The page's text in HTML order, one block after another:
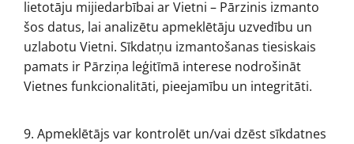
lietotāju mijiedarbībai ar Vietni – Pārzinis izmanto
šos datus, lai analizētu apmeklētāju uzvedību un
uzlabotu Vietni. Sīkdatņu izmantošanas tiesiskais
pamats ir Pārziņa leģitīmā interese nodrošināt
Vietnes funkcionalitāti, pieejamību un integritāti.
9. Apmeklētājs var kontrolēt un/vai dzēst sīkdatnes